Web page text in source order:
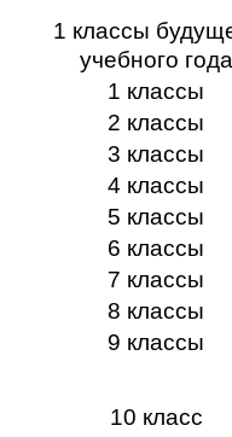
1 классы
учебного года
1 классы
2 классы
3 классы
4 классы
5 классы
6 классы
7 классы
8 классы
9 классы
10 класс